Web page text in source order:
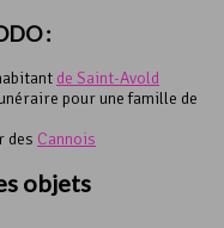
:
de Saint-Avold
pour une famille de
des Cannois
objets